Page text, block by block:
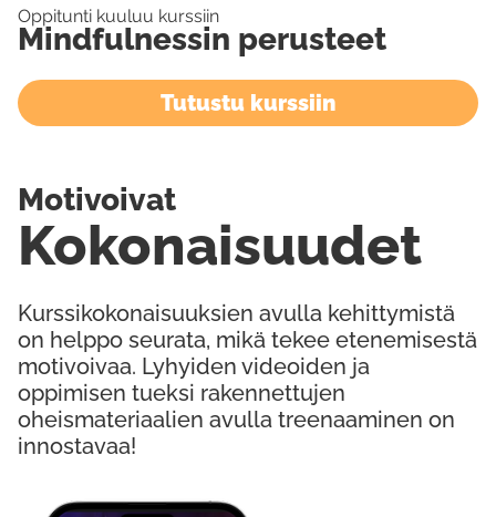
Oppitunti kuuluu kurssiin
Mindfulnessin perusteet
Tutustu kurssiin
Kurssikokonaisuuksien avulla kehittymistä
on helppo seurata, mikä tekee etenemisestä
motivoivaa. Lyhyiden videoiden ja
oppimisen tueksi rakennettujen
oheismateriaalien avulla treenaaminen on
innostavaa!
Kokonaisuudet
Motivoivat